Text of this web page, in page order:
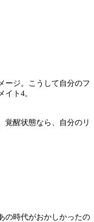
ージ。こうして自分のフ
イト4。
覚醒状態なら、自分のリ
の時代がおかしかったの